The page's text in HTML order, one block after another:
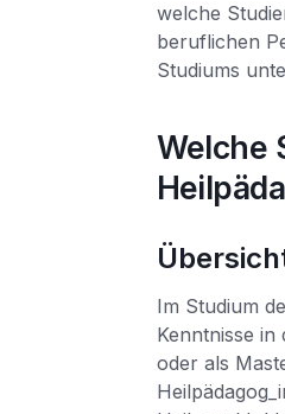
welche
beruflichen
Studiums
Welche
Im Studium
Kenntnisse
oder als